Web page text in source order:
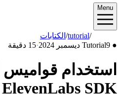
Menu
الكتابات/tutorial
●
Tutorial 9 ديسمبر 2024 ·15 دقيقة
استخدام قواميس
ElevenLabs SDK